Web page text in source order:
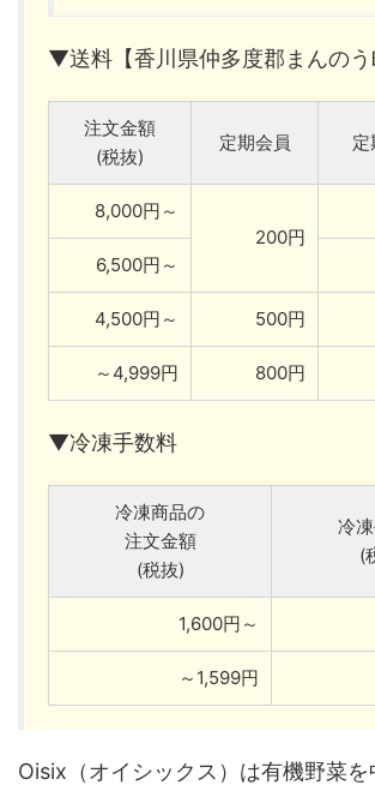
▼送料【香川県仲多度郡まんのう
注文金額
(税抜)
定期会員
8,000円～
200円
6,500円～
4,500円～ 500円
～4,999円 800円
▼冷凍手数料
冷凍商品の
注文金額
(税抜)
冷
(
1,600円～
～1,599円
Oisix（オイシックス）は有機野菜